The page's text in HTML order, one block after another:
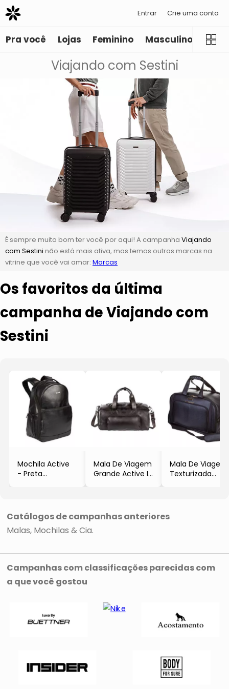
Entrar Crie uma conta
Pra você Lojas Feminino Masculino
Viajando com Sestini
É sempre muito bom ter você por aqui! A campanha Viajando
com Sestini não está mais ativa, mas temos outras marcas na
vitrine que você vai amar: Marcas
Os favoritos da última
campanha de Viajando com
Sestini
Mochila Active
- Preta
Mala De Viagem
Grande Active IV
Mala De Viagem
Texturizada
Catálogos de campanhas anteriores
Malas Mochilas & Cia
Campanhas com classificações parecidas com
a que você gostou